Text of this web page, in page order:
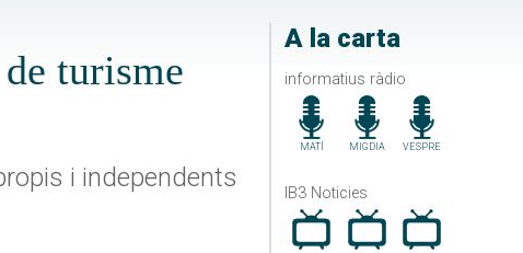
A la carta
informatius ràdio
MATÍ MIGDIA VESPRE
IB3 Noticies
turisme
i independents